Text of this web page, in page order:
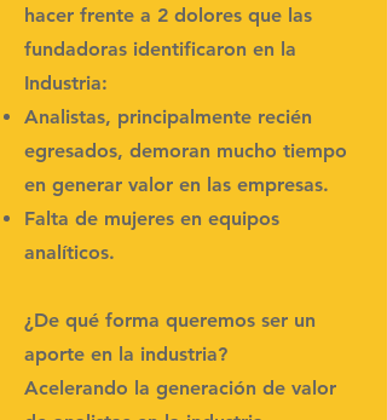
hacer frente a 2 dolores que las
fundadoras identificaron en la
Industria:
Analistas, principalmente recién
egresados, demoran mucho tiempo
en generar valor en las empresas.
Falta de mujeres en equipos
analíticos.
¿De qué forma queremos ser un
aporte en la industria?
Acelerando la generación de valor